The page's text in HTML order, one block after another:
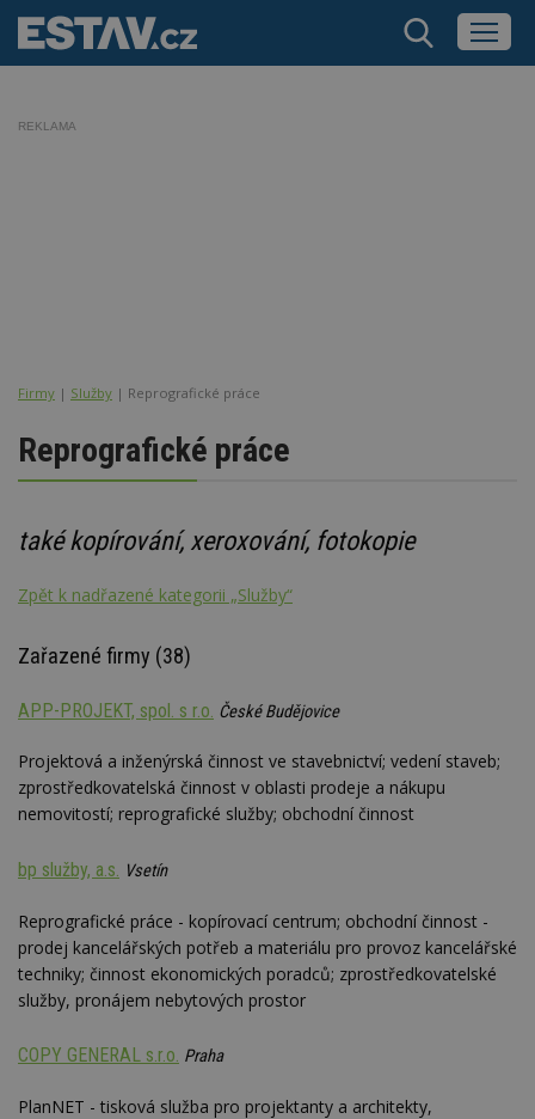
REKLAMA
Firmy | Služby | Reprografické práce
Reprografické práce
také kopírování, xeroxování, fotokopie
Zpět k nadřazené kategorii „Služby“
Zařazené firmy (38)
APP-PROJEKT, spol. s r.o. České Budějovice
Projektová a inženýrská činnost ve stavebnictví; vedení staveb;
zprostředkovatelská činnost v oblasti prodeje a nákupu
nemovitostí; reprografické služby; obchodní činnost
bp služby, a.s. Vsetín
Reprografické práce - kopírovací centrum; obchodní činnost -
prodej kancelářských potřeb a materiálu pro provoz kancelářské
techniky; činnost ekonomických poradců; zprostředkovatelské
služby, pronájem nebytových prostor
COPY GENERAL s.r.o. Praha
PlanNET - tisková služba pro projektanty a architekty,